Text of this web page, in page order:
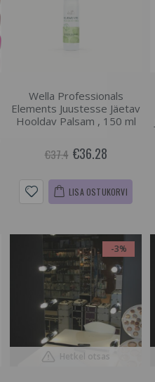
Wella Professionals
Elements Juustesse Jäetav
Hooldav Palsam , 150 ml
€37.4 €36.28
LISA OSTUKORVI
-3%
Hetkel otsas